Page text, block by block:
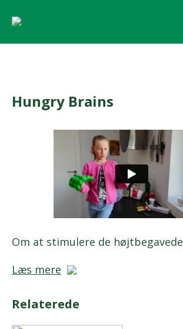
Hungry Brains
Om at stimulere de højtbegavede
Læs mere
Relaterede